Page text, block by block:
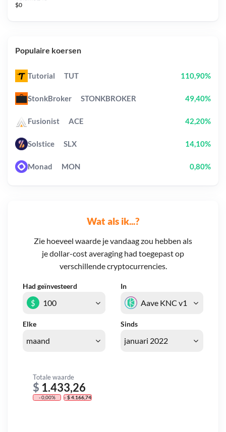
Wat als ik...?
Zie hoeveel waarde je vandaag zou hebben als
je dollar-cost averaging had toegepast op
verschillende cryptocurrencies.
Had geïnvesteerd In
Elke Sinds
$
Totale waarde
$ 1.433,26
- 0,00% - $ 4.166,74
$0
Populaire koersen
Tutorial TUT 110,90%
StonkBroker STONKBROKER 49,40%
Fusionist ACE 42,20%
Solstice SLX 14,10%
Monad MON 0,80%